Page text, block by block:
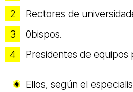
Rectores de
0bispos.
Presidentes de equipos
Ellos, según el